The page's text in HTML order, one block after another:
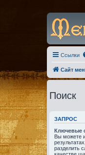
Ссылки
Сайт
Поиск
ЗАПРОС
Ключевые
Вы можете
разделить